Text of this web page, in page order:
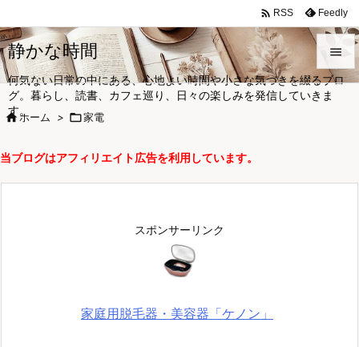
静かな時間
何気ない日常の中にある、心地よい時間や小さな気づきを綴るブロ
グ。暮らし、読書、カフェ巡り、日々の楽しみを発信していきま
す。


メニュ
前へ
 RSS Feedly
ホーム > 家電
当ブログはアフィリエイト広告を利用しています。
スポンサーリンク
家庭用脱毛器・美容器「ケノン」